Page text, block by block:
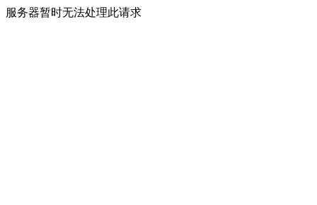
服务器暂时无法处理此请求